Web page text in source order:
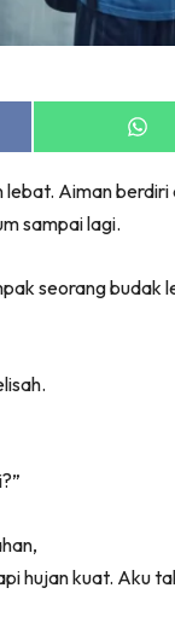
Share
on
lebat. Aiman
sampai lagi.
seorang budak
hujan kuat. Aku